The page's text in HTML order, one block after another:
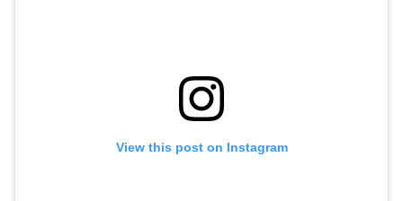
View this post on Instagram